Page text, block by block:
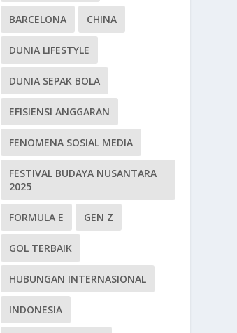
BARCELONA CHINA
DUNIA LIFESTYLE
DUNIA SEPAK BOLA
EFISIENSI ANGGARAN
FENOMENA SOSIAL MEDIA
FESTIVAL BUDAYA NUSANTARA
2025
FORMULA E GEN Z
GOL TERBAIK
HUBUNGAN INTERNASIONAL
INDONESIA